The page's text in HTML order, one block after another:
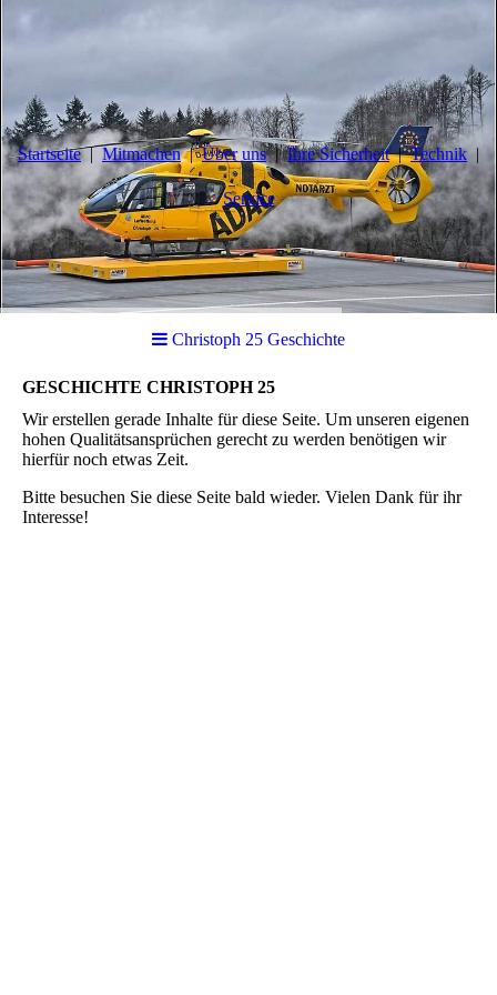
Startseite Mitmachen Über uns Ihre Sicherheit Technik
Service
Christoph 25 Geschichte
GESCHICHTE CHRISTOPH 25
Wir erstellen gerade Inhalte für diese Seite. Um unseren eigenen
hohen Qualitätsansprüchen gerecht zu werden benötigen wir
hierfür noch etwas Zeit.
Bitte besuchen Sie diese Seite bald wieder. Vielen Dank für ihr
Interesse!